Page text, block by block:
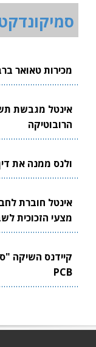
מכירות טאואר
אינטל מגבשת
הרובוטיקה
ולנס ממנה את
אינטל חוברת
מצעי הזכוכית
קיידנס השיקה
PCB